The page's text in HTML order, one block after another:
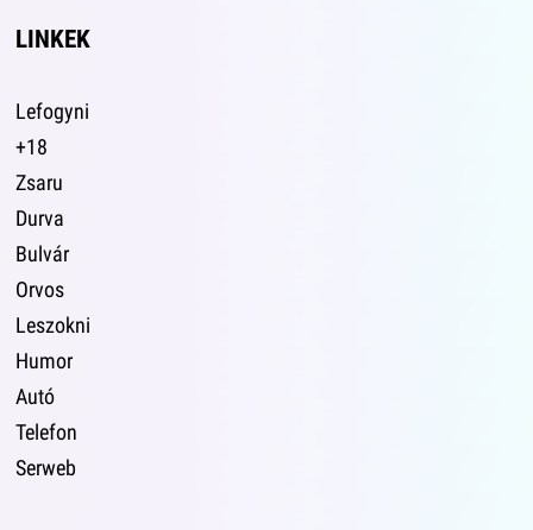
LINKEK
Lefogyni
+18
Zsaru
Durva
Bulvár
Orvos
Leszokni
Humor
Autó
Telefon
Serweb